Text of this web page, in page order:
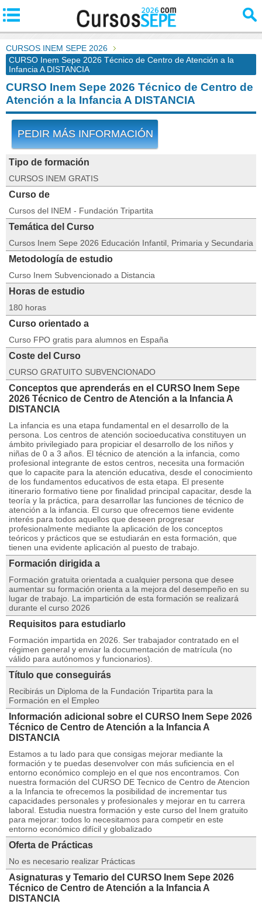
CURSOS INEM SEPE 2026
CURSO Inem Sepe 2026 Técnico de Centro de Atención a la
Infancia A DISTANCIA
CURSO Inem Sepe 2026 Técnico de Centro de
Atención a la Infancia A DISTANCIA
PEDIR MÁS INFORMACIÓN
Tipo de formación
CURSOS INEM GRATIS
Curso de
Cursos del INEM - Fundación Tripartita
Temática del Curso
Cursos Inem Sepe 2026 Educación Infantil, Primaria y Secundaria
Metodología de estudio
Curso Inem Subvencionado a Distancia
Horas de estudio
180 horas
Curso orientado a
Curso FPO gratis para alumnos en España
Coste del Curso
CURSO GRATUITO SUBVENCIONADO
Conceptos que aprenderás en el CURSO Inem Sepe
2026 Técnico de Centro de Atención a la Infancia A
DISTANCIA
La infancia es una etapa fundamental en el desarrollo de la
persona. Los centros de atención socioeducativa constituyen un
ámbito privilegiado para propiciar el desarrollo de los niños y
niñas de 0 a 3 años. El técnico de atención a la infancia, como
profesional integrante de estos centros, necesita una formación
que lo capacite para la atención educativa, desde el conocimiento
de los fundamentos educativos de esta etapa. El presente
itinerario formativo tiene por finalidad principal capacitar, desde la
teoría y la práctica, para desarrollar las funciones de técnico de
atención a la infancia. El curso que ofrecemos tiene evidente
interés para todos aquellos que deseen progresar
profesionalmente mediante la aplicación de los conceptos
teóricos y prácticos que se estudiarán en esta formación, que
tienen una evidente aplicación al puesto de trabajo.
Formación dirigida a
Formación gratuita orientada a cualquier persona que desee
aumentar su formación orienta a la mejora del desempeño en su
lugar de trabajo. La impartición de esta formación se realizará
durante el curso 2026
Requisitos para estudiarlo
Formación impartida en 2026. Ser trabajador contratado en el
régimen general y enviar la documentación de matrícula (no
válido para autónomos y funcionarios).
Título que conseguirás
Recibirás un Diploma de la Fundación Tripartita para la
Formación en el Empleo
Información adicional sobre el CURSO Inem Sepe 2026
Técnico de Centro de Atención a la Infancia A
DISTANCIA
Estamos a tu lado para que consigas mejorar mediante la
formación y te puedas desenvolver con más suficiencia en el
entorno económico complejo en el que nos encontramos. Con
nuestra formación del CURSO DE Tecnico de Centro de Atencion
a la Infancia te ofrecemos la posibilidad de incrementar tus
capacidades personales y profesionales y mejorar en tu carrera
laboral. Estudia nuestra formación y este curso del Inem gratuito
para mejorar: todos lo necesitamos para competir en este
entorno económico difícil y globalizado
Oferta de Prácticas
No es necesario realizar Prácticas
Asignaturas y Temario del CURSO Inem Sepe 2026
Técnico de Centro de Atención a la Infancia A
DISTANCIA